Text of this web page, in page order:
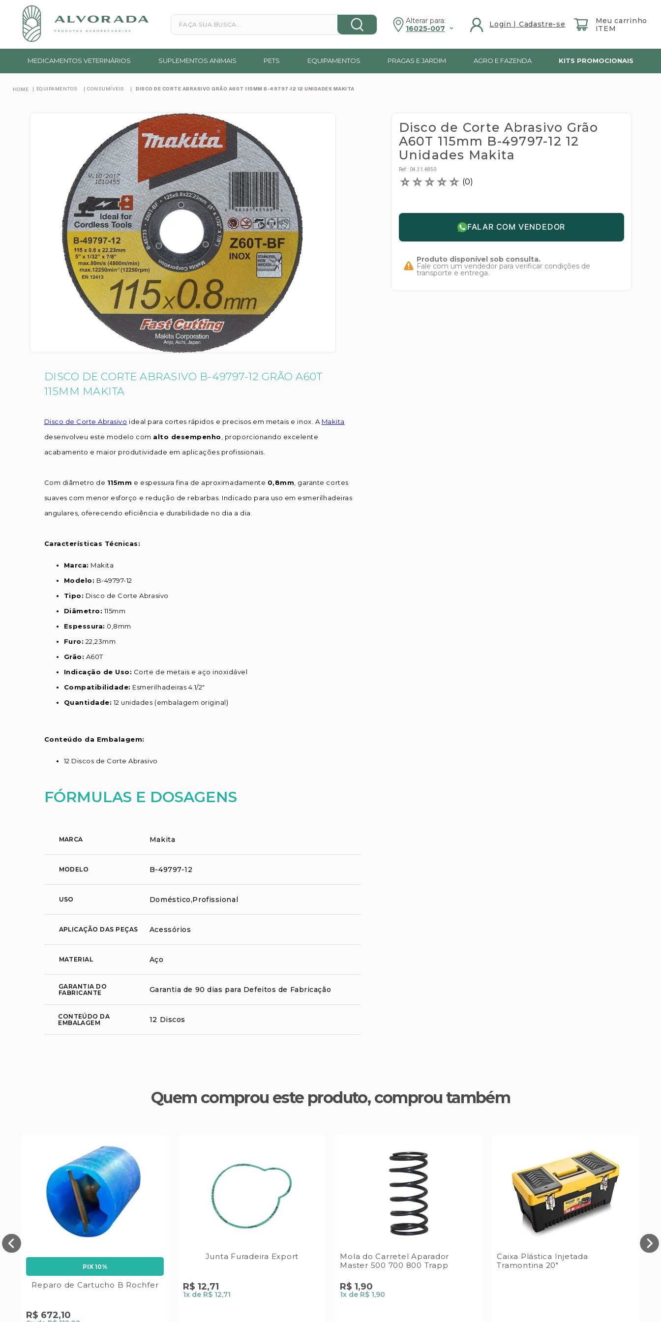
Faça sua busca...
Alterar para:
16025-007
MEDICAMENTOS VETERINÁRIOS SUPLEMENTOS ANIMAIS PETS EQUIPAMENTOS PRAGAS E JARDIM AGRO E FAZENDA KITS PROMOCIONAIS
EQUIPAMENTOS CONSUMÍVEIS DISCO DE CORTE ABRASIVO GRÃO A60T 115MM B-49797-12 12 UNIDADES MAKITA
DISCO DE CORTE ABRASIVO B-49797-12 GRÃO A60T
115MM MAKITA
Disco de Corte Abrasivo ideal para cortes rápidos e precisos em metais e inox. A Makita
desenvolveu este modelo com alto desempenho
, proporcionando excelente
acabamento e maior produtividade em aplicações profissionais.
Com diâmetro de 115mm e espessura fina de aproximadamente 0,8mm , garante cortes
suaves com menor esforço e redução de rebarbas. Indicado para uso em esmerilhadeiras
angulares, oferecendo eficiência e durabilidade no dia a dia.
Características Técnicas:
Marca: Makita
Modelo: B-49797-12
Tipo: Disco de Corte Abrasivo
Diâmetro: 115mm
Espessura: 0,8mm
Furo: 22,23mm
Grão: A60T
Indicação de Uso: Corte de metais e aço inoxidável
Compatibilidade: Esmerilhadeiras 4.1/2"
Quantidade: 12 unidades (embalagem original)
Conteúdo da Embalagem:
12 Discos de Corte Abrasivo
FÓRMULAS E DOSAGENS
MARCA Makita
MODELO B-49797-12
USO Doméstico,Profissional
APLICAÇÃO DAS PEÇAS Acessórios
MATERIAL Aço
GARANTIA DO
FABRICANTE
Garantia de 90 dias para Defeitos de Fabricação
CONTEÚDO DA
EMBALAGEM
12 Discos
Disco de Corte Abrasivo Grão
A60T 115mm B-49797-12 12
Unidades Makita
Ref: : 04.31.4850
☆☆☆☆☆ (0)
FALAR COM VENDEDOR
Produto disponível sob consulta.
Fale com um vendedor para verificar condições de
transporte e entrega.
Quem comprou este produto, comprou também
PIX 10%
Reparo de Cartucho B Rochfer
R$ 672,10
Junta Furadeira Export
R$ 12,71
1x de R$ 12,71
Mola do Carretel Aparador
Master 500 700 800 Trapp
R$ 1,90
1x de R$ 1,90
Caixa Plástica Injetada
Tramontina 20"